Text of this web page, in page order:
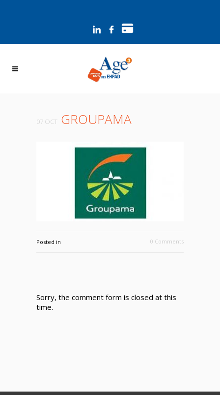
07 OCT GROUPAMA
Posted in 0 Comments
Sorry, the comment form is closed at this
time.